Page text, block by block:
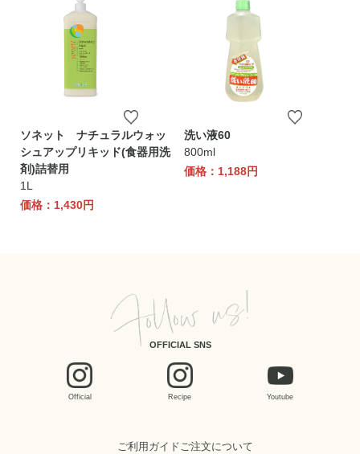
ソネット ナチュラルウォッ
シュアップリキッド(食器用洗
剤)詰替用
1L
価格：1,430円
洗い液60
800ml
価格：1,188円
OFFICIAL SNS
Official Recipe Youtube
ご利用ガイドご注文について